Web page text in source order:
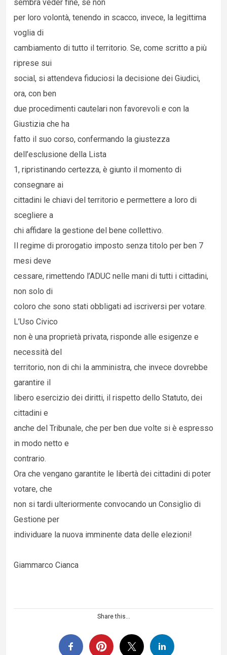
sembra veder fine, se non
per loro volontà, tenendo in scacco, invece, la legittima
voglia di
cambiamento di tutto il territorio. Se, come scritto a più
riprese sui
social, si attendeva fiduciosi la decisione dei Giudici,
ora, con ben
due procedimenti cautelari non favorevoli e con la
Giustizia che ha
fatto il suo corso, confermando la giustezza
dell’esclusione della Lista
1, ripristinando certezza, è giunto il momento di
consegnare ai
cittadini le chiavi del territorio e permettere a loro di
scegliere a
chi affidare la gestione del bene collettivo.
Il regime di prorogatio imposto senza titolo per ben 7
mesi deve
cessare, rimettendo l’ADUC nelle mani di tutti i cittadini,
non solo di
coloro che sono stati obbligati ad iscriversi per votare.
L’Uso Civico
non è una proprietà privata, risponde alle esigenze e
necessità del
territorio, non di chi la amministra, che invece dovrebbe
garantire il
libero esercizio dei diritti, il rispetto dello Statuto, dei
cittadini e
anche del Tribunale, che per ben due volte si è espresso
in modo netto e
contrario.
Ora che vengano garantite le libertà dei cittadini di poter
votare, che
non si tardi ulteriormente convocando un Consiglio di
Gestione per
individuare la nuova imminente data delle elezioni!
Giammarco Cianca
Share this...